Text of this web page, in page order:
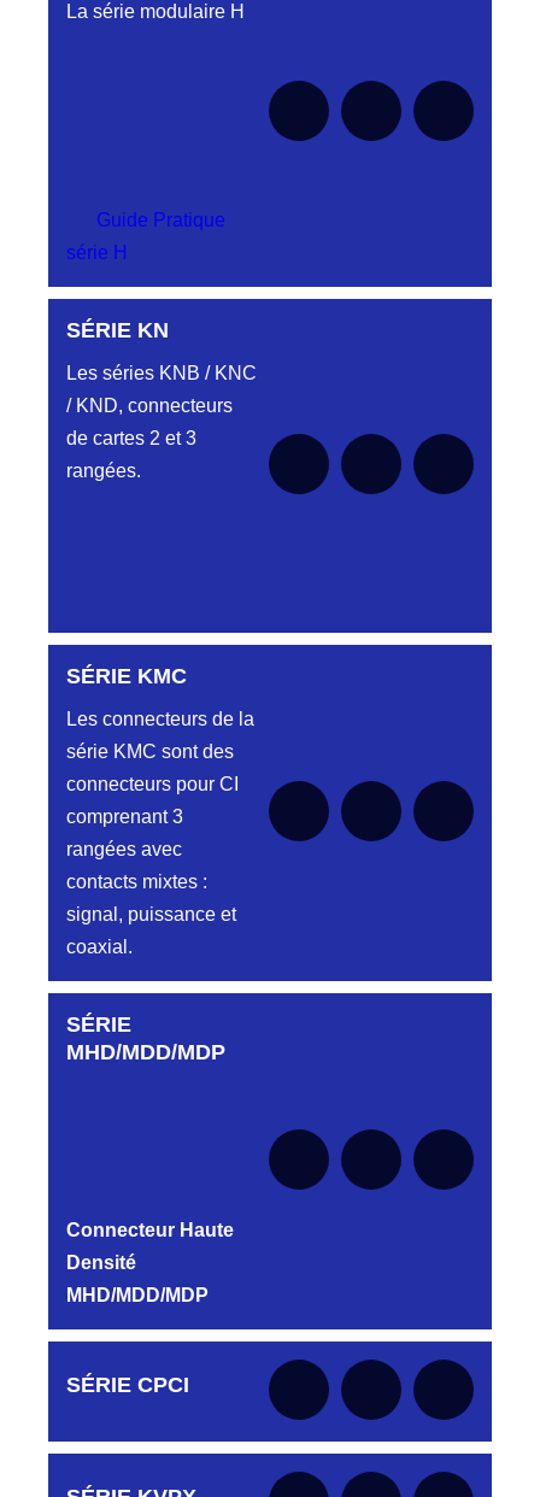
La série modulaire H
Guide Pratique
série H
Aucune pièce disponible pour cette série pour
SÉRIE KN
Les séries KNB / KNC
/ KND, connecteurs
de cartes 2 et 3
rangées.
Aucune pièce disponible pour cette série pour
SÉRIE KMC
Les connecteurs de la
série KMC sont des
connecteurs pour CI
comprenant 3
rangées avec
contacts mixtes :
signal, puissance et
coaxial.
Aucune pièce disponible pour cette série pour
le moment
SÉRIE
MHD/MDD/MDP
Connecteur Haute
Densité
MHD/MDD/MDP
Aucune pièce disponible pour cette série pour
le moment
SÉRIE CPCI
Aucune pièce disponible pour cette série pour